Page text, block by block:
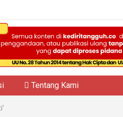
Tentang Kami